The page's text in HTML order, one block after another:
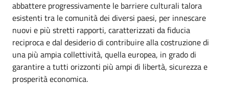
abbattere progressivamente le barriere culturali talora
esistenti tra le comunità dei diversi paesi, per innescare
nuovi e più stretti rapporti, caratterizzati da fiducia
reciproca e dal desiderio di contribuire alla costruzione di
una più ampia collettività, quella europea, in grado di
garantire a tutti orizzonti più ampi di libertà, sicurezza e
prosperità economica.